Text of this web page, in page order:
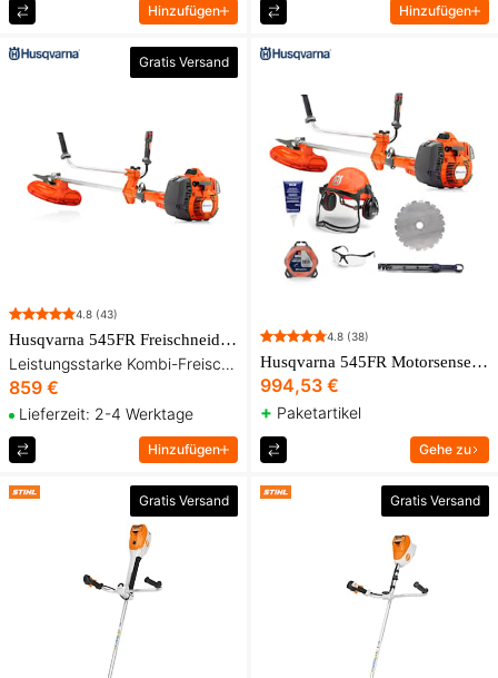
Hinzufügen Hinzufügen
Gratis Versand
4.8 (43)
Husqvarna 545FR Freischneider inkl. Gurt und drei Schneidaufsätzen
Leistungsstarke Kombi-Freischneider für Gras, Gestrüpp und kleinere Bäume
859 €
Lieferzeit: 2-4 Werktage
Hinzufügen
4.8 (38)
Husqvarna 545FR Motorsense-Paket
994,53 €
+ Paketartikel
Gehe zu
Gratis Versand Gratis Versand